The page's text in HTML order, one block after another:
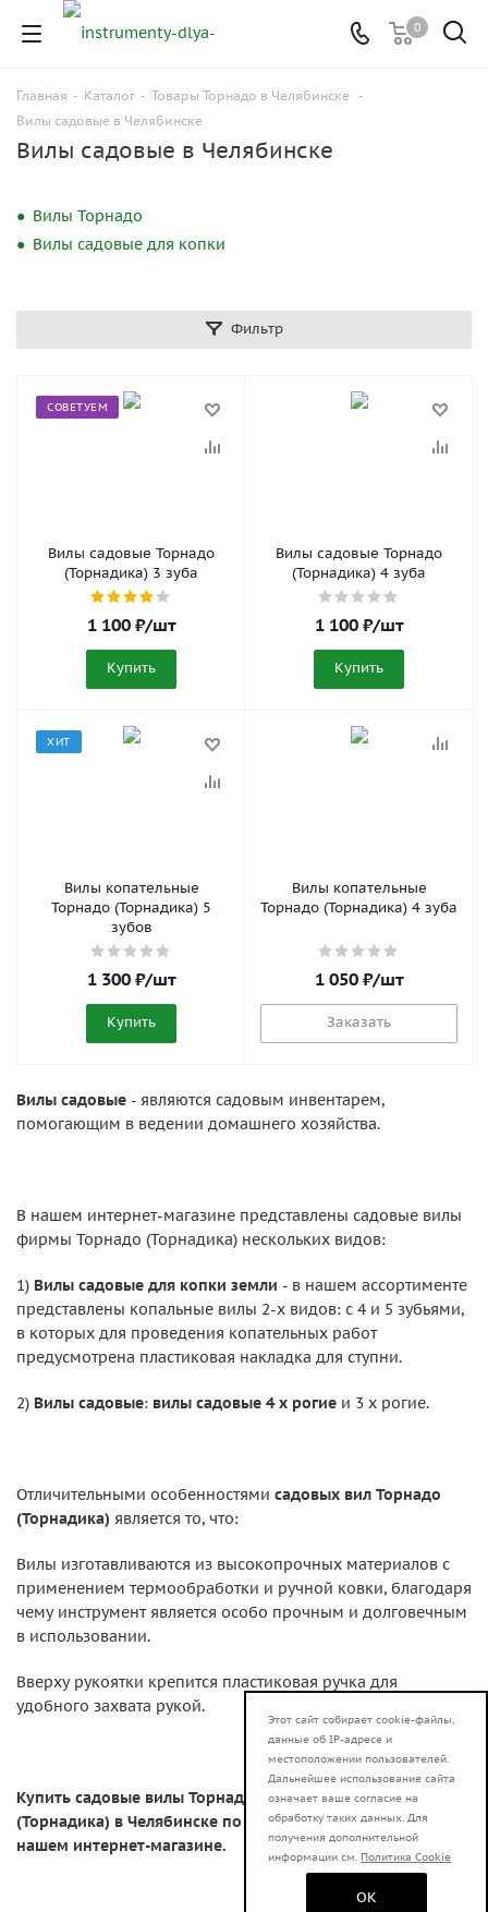
0
Главная - Каталог - Товары Торнадо в Челябинске -
Вилы садовые в Челябинске
Вилы садовые в Челябинске
Вилы Торнадо
Вилы садовые для копки
Фильтр
СОВЕТУЕМ
Вилы садовые Торнадо
(Торнадика) 3 зуба
1 100₽/шт
Купить
Вилы садовые Торнадо
(Торнадика) 4 зуба
1 100₽/шт
Купить
ХИТ
Вилы копательные
Торнадо (Торнадика) 5
зубов
1 300₽/шт
Купить
Вилы копательные
Торнадо (Торнадика) 4 зуба
1 050₽/шт
Заказать
Вилы садовые - являются садовым инвентарем,
помогающим в ведении домашнего хозяйства.
В нашем интернет-магазине представлены садовые вилы
фирмы Торнадо (Торнадика) нескольких видов:
1) Вилы садовые для копки земли - в нашем ассортименте
представлены копальные вилы 2-х видов: с 4 и 5 зубьями,
в которых для проведения копательных работ
предусмотрена пластиковая накладка для ступни.
2) Вилы садовые: вилы садовые 4 х рогие и 3 х рогие.
Отличительными особенностями садовых вил Торнадо
(Торнадика) является то, что:
Вилы изготавливаются из высокопрочных материалов с
применением термообработки и ручной ковки, благодаря
чему инструмент является особо прочным и долговечным
в использовании.
Вверху рукоятки крепится пластиковая ручка для
удобного захвата рукой.
Купить садовые вилы Торнадо
(Торнадика) в Челябинске по низкой цене вы можете в
нашем интернет-магазине.
Этот сайт собирает cookie-файлы,
данные об IP-адресе и
местоположении пользователей.
Дальнейшее использование сайта
означает ваше согласие на
обработку таких данных. Для
получения дополнительной
информации см. Политика Cookie
OK